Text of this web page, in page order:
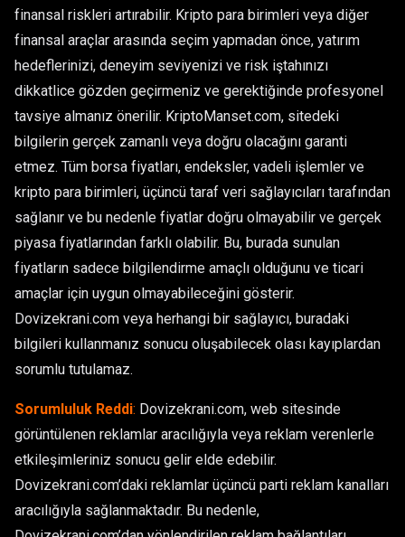
finansal riskleri artırabilir. Kripto para birimleri veya diğer
finansal araçlar arasında seçim yapmadan önce, yatırım
hedeflerinizi, deneyim seviyenizi ve risk iştahınızı
dikkatlice gözden geçirmeniz ve gerektiğinde profesyonel
tavsiye almanız önerilir. KriptoManset.com, sitedeki
bilgilerin gerçek zamanlı veya doğru olacağını garanti
etmez. Tüm borsa fiyatları, endeksler, vadeli işlemler ve
kripto para birimleri, üçüncü taraf veri sağlayıcıları tarafından
sağlanır ve bu nedenle fiyatlar doğru olmayabilir ve gerçek
piyasa fiyatlarından farklı olabilir. Bu, burada sunulan
fiyatların sadece bilgilendirme amaçlı olduğunu ve ticari
amaçlar için uygun olmayabileceğini gösterir.
Dovizekrani.com veya herhangi bir sağlayıcı, buradaki
bilgileri kullanmanız sonucu oluşabilecek olası kayıplardan
sorumlu tutulamaz.
Sorumluluk Reddi: Dovizekrani.com, web sitesinde
görüntülenen reklamlar aracılığıyla veya reklam verenlerle
etkileşimleriniz sonucu gelir elde edebilir.
Dovizekrani.com’daki reklamlar üçüncü parti reklam kanalları
aracılığıyla sağlanmaktadır. Bu nedenle,